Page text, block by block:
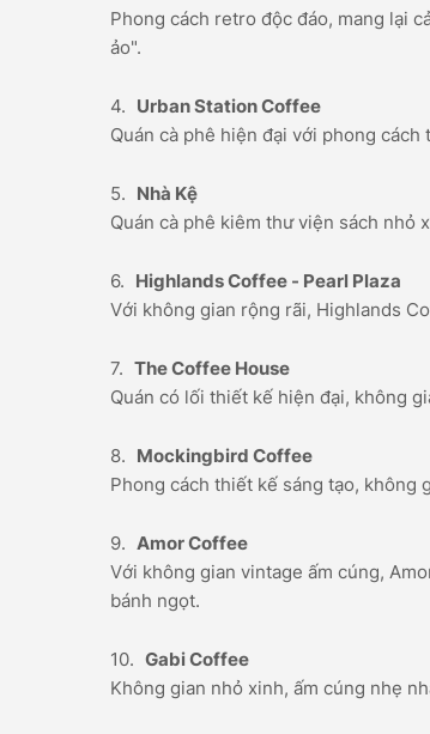
Phong cách retro độc đáo, mang lại
ảo".
Urban Station Coffee
Quán cà phê hiện đại với phong
Nhà Kệ
Quán cà phê kiêm thư viện sách nhỏ
Highlands Coffee - Pearl Plaza
Với không gian rộng rãi, Highlands
The Coffee House
Quán có lối thiết kế hiện đại, không
Mockingbird Coffee
Phong cách thiết kế sáng tạo, không
Amor Coffee
Với không gian vintage ấm cúng,
bánh ngọt.
Gabi Coffee
Không gian nhỏ xinh, ấm cúng nhẹ